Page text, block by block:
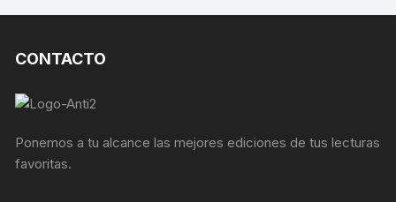
CONTACTO
Ponemos a tu alcance las mejores ediciones de tus lecturas
favoritas.